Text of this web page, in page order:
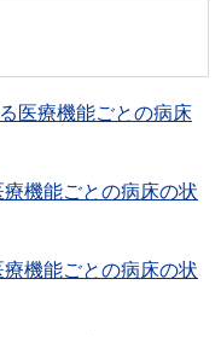
医療機能ごとの病床
機能ごとの病床の状
機能ごとの病床の状